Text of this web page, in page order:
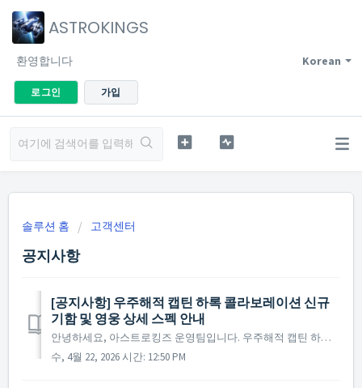
ASTROKINGS
Korean
환영합니다
로그인 가입
솔루션 홈 고객센터
공지사항
[공지사항] 우주해적 캡틴 하록 콜라보레이션 신규
기함 및 영웅 상세 스펙 안내
안녕하세요, 아스트로킹즈 운영팀입니다. 우주해적 캡틴 하록의 전설적 영웅들과 신규 기함 [신] 아르카디아가 마침내 출격했습니다! 새로운 기함과 영웅의 압도적인 능력치를 지금 바로 확인하시고, 무한한 별의 바다에서 사령관님만의 아스트로킹즈 신화를 써내려가세요! ...
수, 4월 22, 2026 시간: 12:50 PM